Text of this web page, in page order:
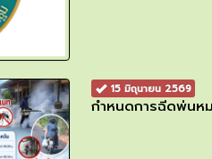
15 มิถุนายน 2569
กำหนดการฉีดพ่นห